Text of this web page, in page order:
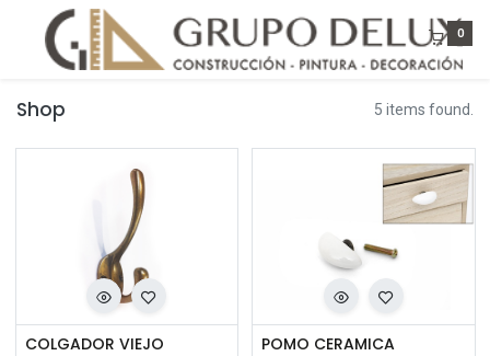
0
Shop 5 items found.
COLGADOR VIEJO
POMO CERAMICA